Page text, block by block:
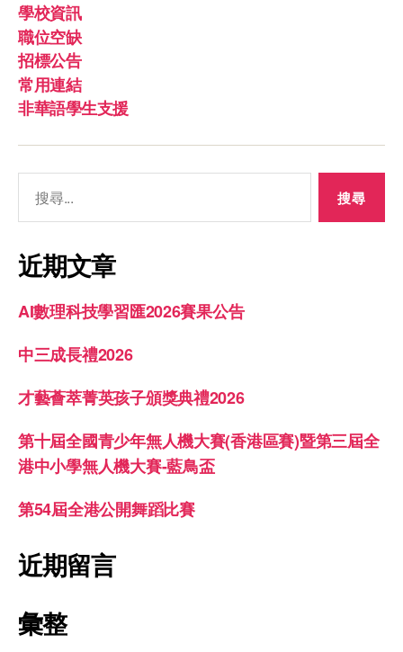
學校資訊
職位空缺
招標公告
常用連結
非華語學生支援
近期文章
AI數理科技學習匯2026賽果公告
中三成長禮2026
才藝薈萃菁英孩子頒獎典禮2026
第十屆全國青少年無人機大賽(香港區賽)暨第三屆全
港中小學無人機大賽-藍鳥盃
第54屆全港公開舞蹈比賽
近期留言
彙整